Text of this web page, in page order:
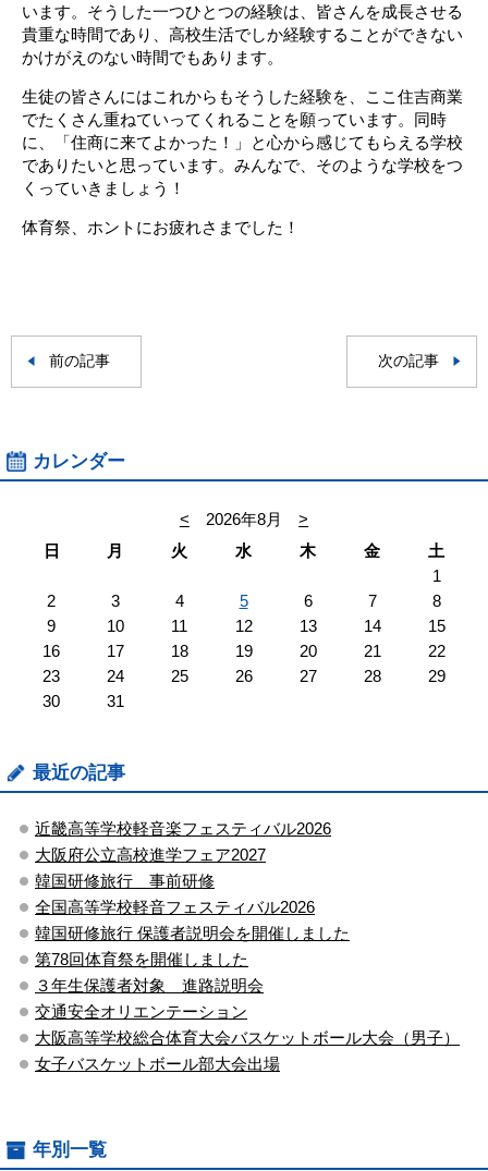
います。そうした一つひとつの経験は、皆さんを成長させる
貴重な時間であり、高校生活でしか経験することができない
かけがえのない時間でもあります。
生徒の皆さんにはこれからもそうした経験を、ここ住吉商業
でたくさん重ねていってくれることを願っています。同時
に、「住商に来てよかった！」と心から感じてもらえる学校
でありたいと思っています。みんなで、そのような学校をつ
くっていきましょう！
体育祭、ホントにお疲れさまでした！
前の記事 次の記事
カレンダー
< 2026年8月
>
日
月 火 水 木 金
土
1
2
3 4 5 6 7
8
9
10 11 12 13 14
15
16
17 18 19 20 21
22
23
24 25 26 27 28
29
30
31
最近の記事
近畿高等学校軽音楽フェスティバル2026
大阪府公立高校進学フェア2027
韓国研修旅行 事前研修
全国高等学校軽音フェスティバル2026
韓国研修旅行 保護者説明会を開催しました
第78回体育祭を開催しました
３年生保護者対象 進路説明会
交通安全オリエンテーション
大阪高等学校総合体育大会バスケットボール大会（男子）
女子バスケットボール部大会出場
年別一覧